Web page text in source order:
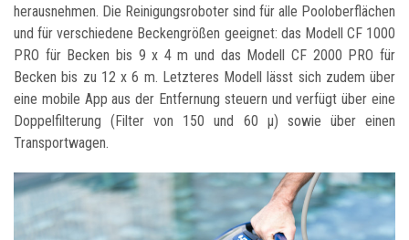
herausnehmen. Die Reinigungsroboter sind für alle Pooloberflächen
und für verschiedene Beckengrößen geeignet: das Modell CF 1000
PRO für Becken bis 9 x 4 m und das Modell CF 2000 PRO für
Becken bis zu 12 x 6 m. Letzteres Modell lässt sich zudem über
eine mobile App aus der Entfernung steuern und verfügt über eine
Doppelfilterung (Filter von 150 und 60 µ) sowie über einen
Transportwagen.